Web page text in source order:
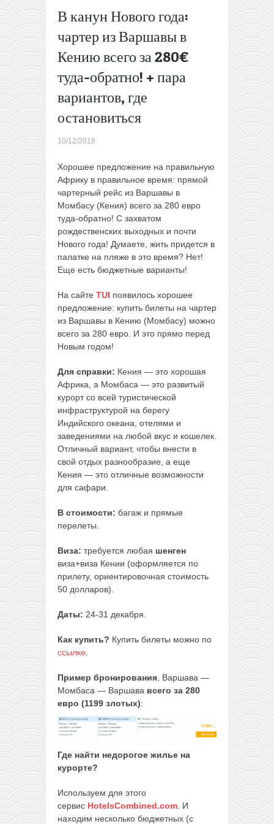
В канун Нового года:
чартер из Варшавы в
Кению всего за 280€
туда-обратно! + пара
вариантов, где
остановиться
10/12/2018
Хорошее предложение на правильную
Африку в правильное время: прямой
чартерный рейс из Варшавы в
Момбасу (Кения) всего за 280 евро
туда-обратно! С захватом
рождественских выходных и почти
Нового года! Думаете, жить придется в
палатке на пляже в это время? Нет!
Еще есть бюджетные варианты!
На сайте TUI появилось хорошее
предложение: купить билеты на чартер
из Варшавы в Кению (Момбасу) можно
всего за 280 евро. И это прямо перед
Новым годом!
Для справки: Кения — это хорошая
Африка, а Момбаса — это развитый
курорт со всей туристической
инфраструктурой на берегу
Индийского океана, отелями и
заведениями на любой вкус и кошелек.
Отличный вариант, чтобы внести в
свой отдых разнообразие, а еще
Кения — это отличные возможности
для сафари.
В стоимости: багаж и прямые
перелеты.
Виза: требуется любая шенген
виза+виза Кении (оформляется по
прилету, ориентировочная стоимость
50 долларов).
Даты: 24-31 декабря.
Как купить? Купить билеты можно по
ссылке.
Пример бронирования, Варшава —
Момбаса — Варшава всего за 280
евро (1199 злотых):
Где найти недорогое жилье на
курорте?
Используем для этого
сервис HotelsCombined.com. И
находим несколько бюджетных (с
всего за
84€ для
всех или
76€ для
членов
WDC
человека!
Питание
Декабрь.